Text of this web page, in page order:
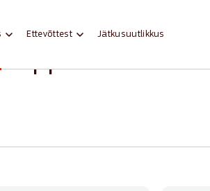
Ettevõttest Jätkusuutlikkus
kippuvad